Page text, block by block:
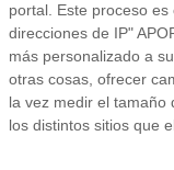
portal. Este proceso
direcciones de IP"
más personalizado a
otras cosas, ofrecer
la vez medir el tamaño
los distintos sitios que